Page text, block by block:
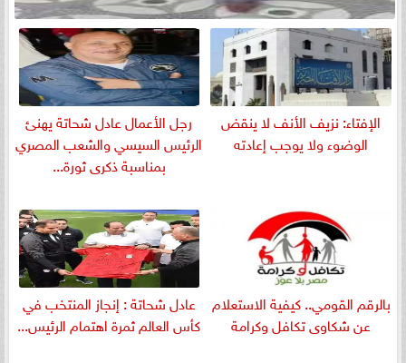
الإفتاء: نزيف الأنف لا ينقض
الوضوء ولا يوجب إعادته
رجل الأعمال عادل شحاتة يهنئ
الرئيس السيسي والشعب المصري
بمناسبة ذكرى ثورة...
بالرقم القومي.. كيفية الاستعلام
عن شكاوى تكافل وكرامة
عادل شحاتة : إنجاز المنتخب في
كأس العالم ثمرة اهتمام الرئيس...